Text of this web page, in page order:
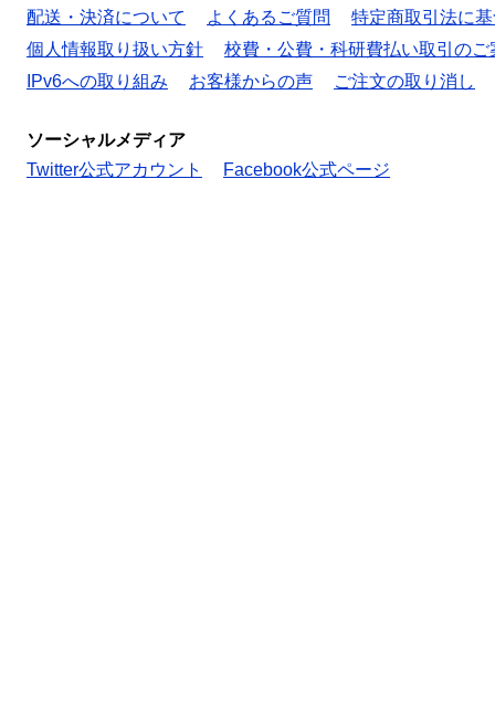
配送・決済について よくあるご質問
特定商取引法に
個人情報取り扱い方針
校費・公費・科研費払い取引のご
IPv6への取り組み
お客様からの声 ご注文の取り消し
ソーシャルメディア
Twitter公式アカウント
Facebook公式ページ